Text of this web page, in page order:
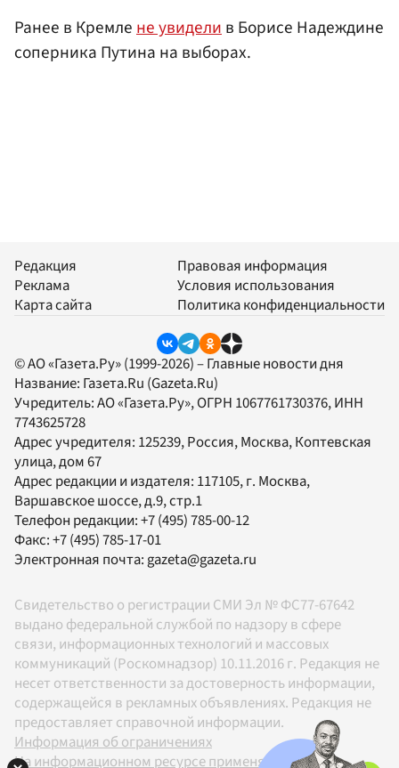
Ранее в Кремлене увиделив Борисе Надеждине
соперника Путина на выборах.
Редакция
Реклама
Карта сайта
Правовая информация
Условия использования
Политика конфиденциальности
© АО «Газета.Ру» (1999-2026) – Главные новости дня
Название: Газета.Ru (Gazeta.Ru)
Учредитель:АО «Газета.Ру», ОГРН 1067761730376, ИНН
7743625728
Адрес учредителя: 125239, Россия, Москва, Коптевская
улица, дом 67
Адрес редакции и издателя: 117105, г. Москва,
Варшавское шоссе, д.9, стр.1
Телефон редакции:+7 (495) 785-00-12
Факс:+7 (495) 785-17-01
Электронная почта: gazeta@gazeta.ru
Свидетельство о регистрации СМИ Эл № ФС77-67642
выдано федеральной службой по надзору в сфере
связи, информационных технологий и массовых
коммуникаций (Роскомнадзор) 10.11.2016 г. Редакция не
несет ответственности за достоверность информации,
содержащейся в рекламных объявлениях. Редакция не
предоставляет справочной информации.
Информация об ограничениях
На информационном ресурсе применяются